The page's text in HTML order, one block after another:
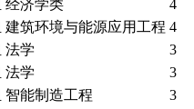
经济学类 4
建筑环境与能源应用工程 4
法学 3
法学 3
智能制造工程 3